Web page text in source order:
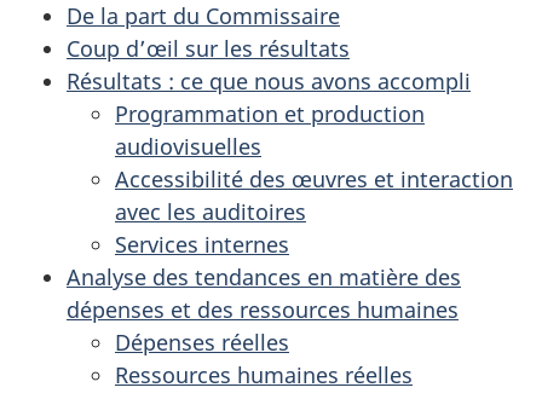
De la part du Commissaire
Coup d’œil sur les résultats
Résultats : ce que nous avons accompli
Programmation et production
audiovisuelles
Accessibilité des œuvres et interaction
avec les auditoires
Services internes
Analyse des tendances en matière des
dépenses et des ressources humaines
Dépenses réelles
Ressources humaines réelles